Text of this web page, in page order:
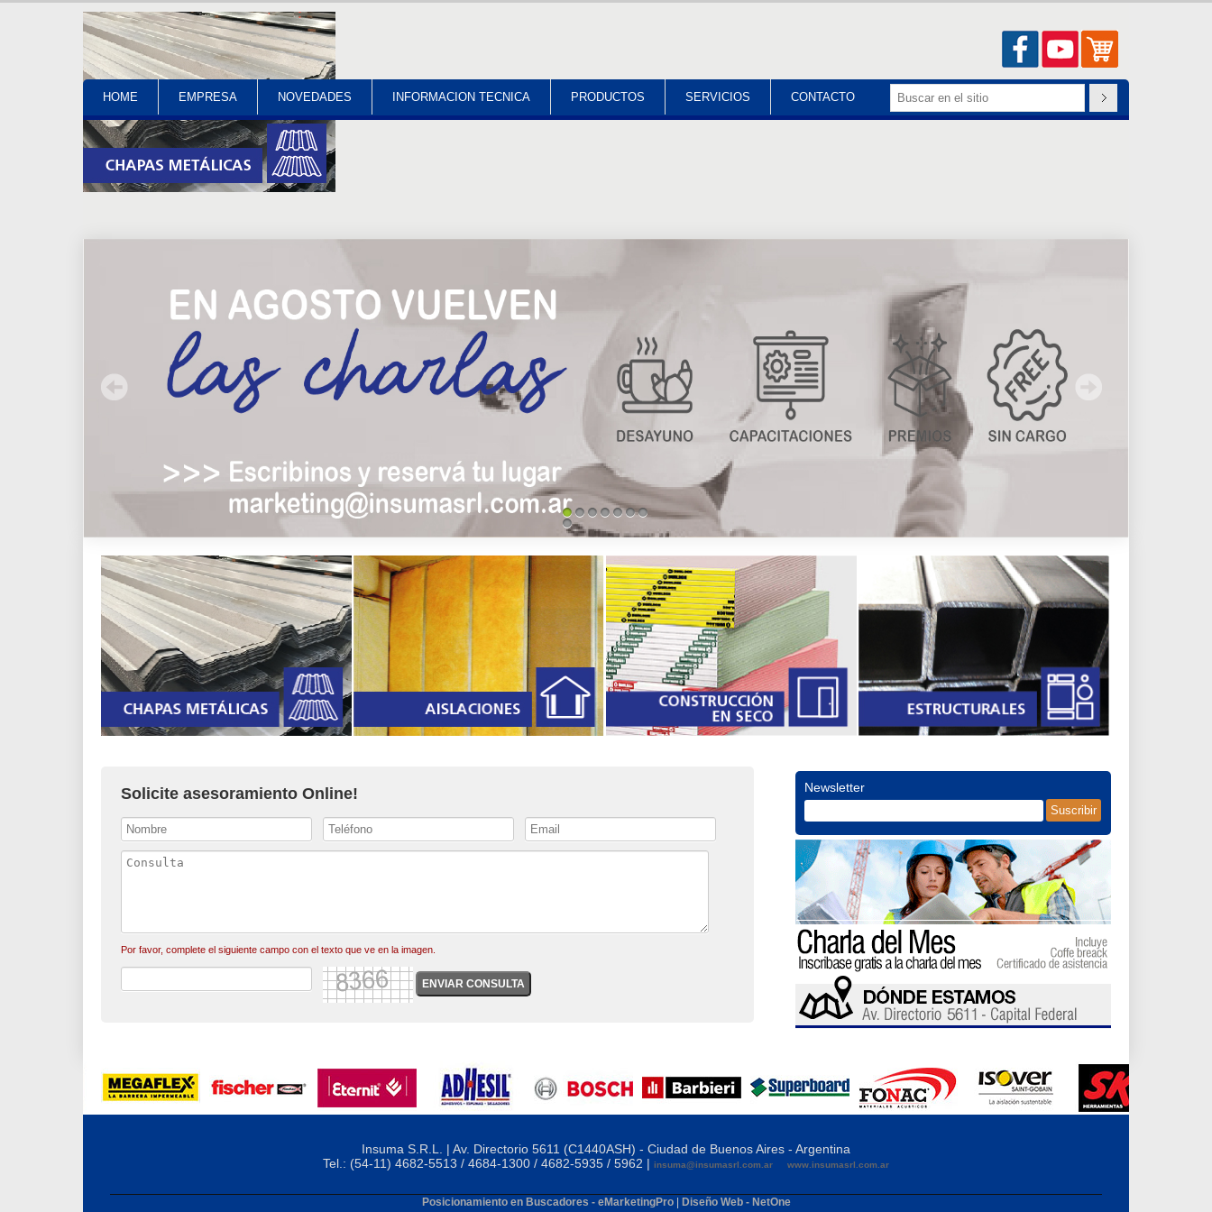
HOME EMPRESA NOVEDADES INFORMACION TECNICA PRODUCTOS SERVICIOS CONTACTO
1 2
8
Solicite asesoramiento Online!
Por favor, complete el siguiente campo con el texto que ve en la imagen.
Newsletter
Insuma S.R.L. | Av. Directorio 5611 (C1440ASH) - Ciudad de Buenos Aires - Argentina
Tel.: (54-11) 4682-5513 / 4684-1300 / 4682-5935 / 5962 | insuma@insumasrl.com.ar www.insumasrl.com.ar
Posicionamiento en Buscadores - eMarketingPro| Diseño Web - NetOne